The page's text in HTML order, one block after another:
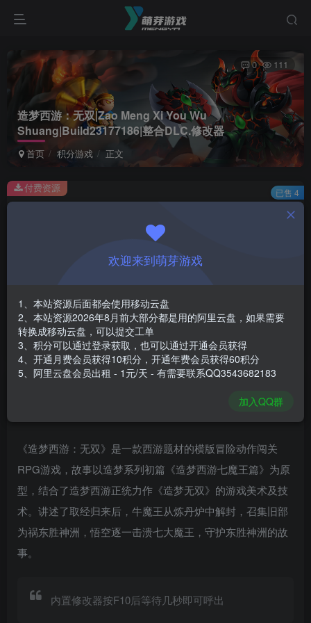
造梦西游：无双|Zao Meng Xi You Wu
Shuang|Build23177186|整合DLC.修改器
首页 积分游戏 正文
0 111
此内容为付费资源，请付费后查看
1积分
安装包大小
1.11 GB
游戏本体大小
付费资源 已售 4
关注 私信
《造梦西游：无双》是一款西游题材的横版冒险动作闯关
RPG游戏，故事以造梦系列初篇《造梦西游七魔王篇》为原
型，结合了造梦西游正统力作《造梦无双》的游戏美术及技
术。讲述了取经归来后，牛魔王从炼丹炉中解封，召集旧部
为祸东胜神洲，悟空逐一击溃七大魔王，守护东胜神洲的故
事。
内置修改器按F10后等待几秒即可呼出
欢迎来到萌芽游戏
1、本站资源后面都会使用移动云盘
2、本站资源2026年8月前大部分都是用的阿里云盘，如果需要
转换成移动云盘，可以提交工单
3、积分可以通过登录获取，也可以通过开通会员获得
4、开通月费会员获得10积分，开通年费会员获得60积分
5、阿里云盘会员出租 - 1元/天 - 有需要联系QQ3543682183
加入QQ群